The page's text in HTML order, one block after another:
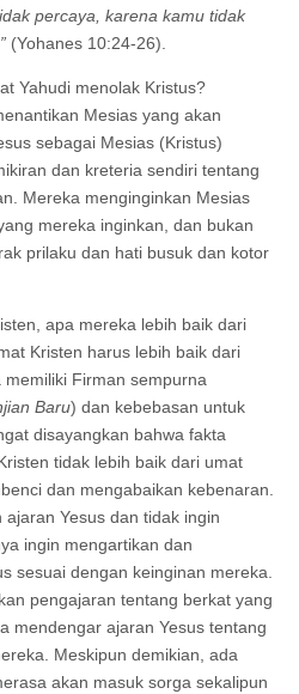
percaya, karena kamu tidak
(Yohanes 10:24-26).
Yahudi menolak Kristus?
Mesias yang akan
sebagai Mesias (Kristus)
dan kreteria sendiri tentang
Mereka menginginkan Mesias
mereka inginkan, dan bukan
prilaku dan hati busuk dan kotor
apa mereka lebih baik dari
Kristen harus lebih baik dari
Firman sempurna
Baru) dan kebebasan untuk
disayangkan bahwa fakta
tidak lebih baik dari umat
dan mengabaikan kebenaran.
Yesus dan tidak ingin
ingin mengartikan dan
sesuai dengan keinginan mereka.
pengajaran tentang berkat yang
mendengar ajaran Yesus tentang
Meskipun demikian, ada
akan masuk sorga sekalipun